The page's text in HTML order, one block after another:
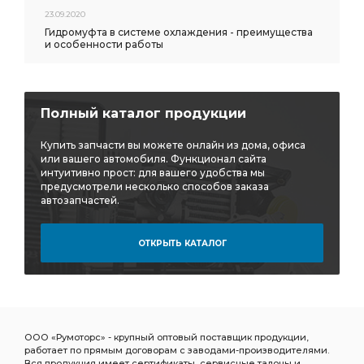
ПЕРЕДНИЙ i=6,77 МОСТ ПЕРЕДНИЙ i=6,77
РАЗДАТОЧНАЯ КОРОБКА а/м с пневмотормозами
РАЗДАТОЧНАЯ КОРОБКА а/м
электронный спидометр
БАК ТОПЛИВНЫЙ ПУСКОВОГО БУФЕР ПЕРЕДНИЙ
ТОПЛИВНОГО БАКА АЗ УРАЛ спидометр АЗ УРАЛ
фланец с торцевыми шлицами а/м ЗАДНИЙ i=6,7
23.09.2020
Гидромуфта в системе охлаждения - преимущества
и особенности работы
Полный каталог продукции
Купить запчасти вы можете онлайн из дома, офиса
или вашего автомобиля. Функционал сайта
интуитивно прост: для вашего удобства мы
предусмотрели несколько способов заказа
автозапчастей.
ОТКРЫТЬ КАТАЛОГ
ООО «Румоторс» - крупный оптовый поставщик продукции,
работает по прямым договорам с заводами-производителями.